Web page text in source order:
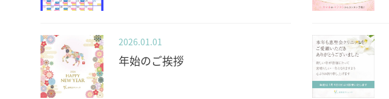
2026.01.01
年始のご挨拶